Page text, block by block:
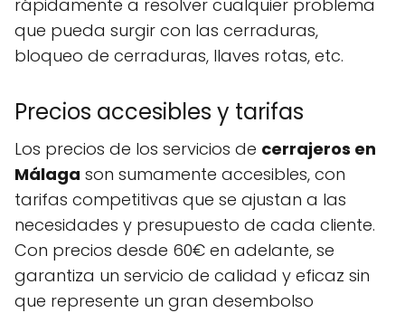
rápidamente a resolver cualquier problema
que pueda surgir con las cerraduras,
bloqueo de cerraduras, llaves rotas, etc.
Precios accesibles y tarifas
Los precios de los servicios de cerrajeros en
Málaga son sumamente accesibles, con
tarifas competitivas que se ajustan a las
necesidades y presupuesto de cada cliente.
Con precios desde 60€ en adelante, se
garantiza un servicio de calidad y eficaz sin
que represente un gran desembolso